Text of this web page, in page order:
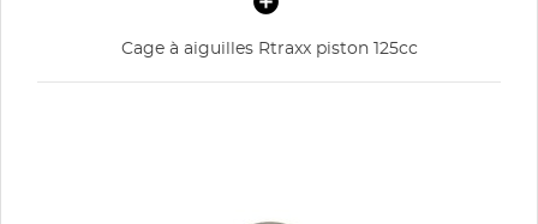
Cage à aiguilles Rtraxx piston 125cc